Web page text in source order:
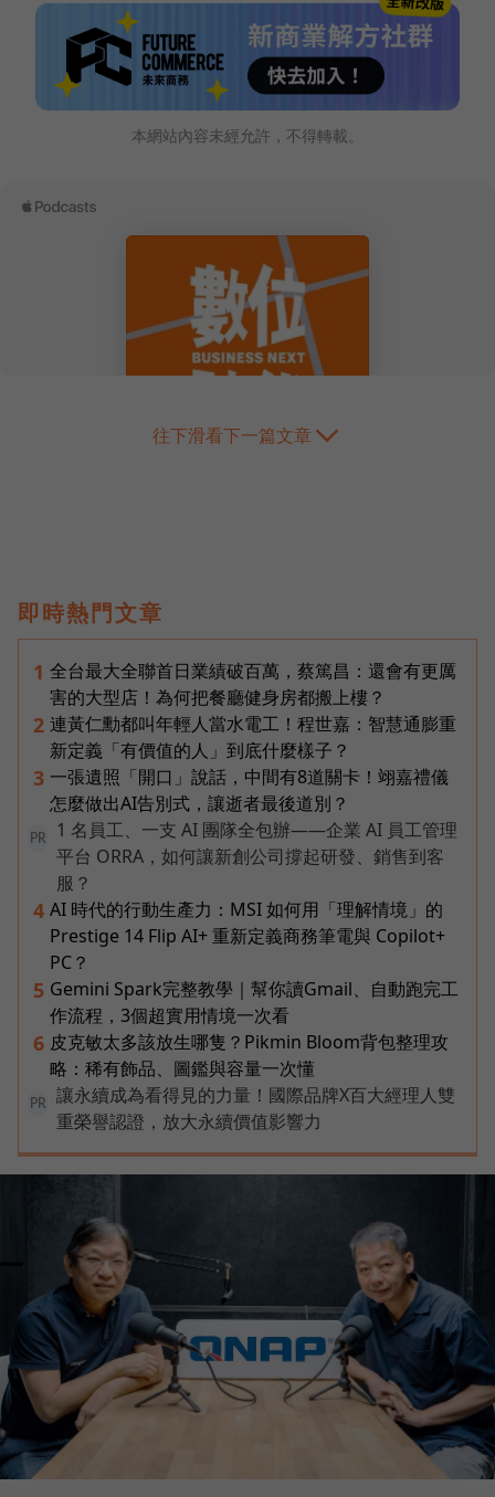
本網站內容未經允許，不得轉載。
往下滑看下一篇文章
即時熱門文章
1 全台最大全聯首日業績破百萬，蔡篤昌：還會有更厲
害的大型店！為何把餐廳健身房都搬上樓？
2 連黃仁勳都叫年輕人當水電工！程世嘉：智慧通膨重
新定義「有價值的人」到底什麼樣子？
3 一張遺照「開口」說話，中間有8道關卡！翊嘉禮儀
怎麼做出AI告別式，讓逝者最後道別？
PR
1 名員工、一支 AI 團隊全包辦——企業 AI 員工管理
平台 ORRA，如何讓新創公司撐起研發、銷售到客
服？
4 AI 時代的行動生產力：MSI 如何用「理解情境」的
Prestige 14 Flip AI+ 重新定義商務筆電與 Copilot+
PC？
5 Gemini Spark完整教學｜幫你讀Gmail、自動跑完工
作流程，3個超實用情境一次看
6 皮克敏太多該放生哪隻？Pikmin Bloom背包整理攻
略：稀有飾品、圖鑑與容量一次懂
PR
讓永續成為看得見的力量！國際品牌X百大經理人雙
重榮譽認證，放大永續價值影響力